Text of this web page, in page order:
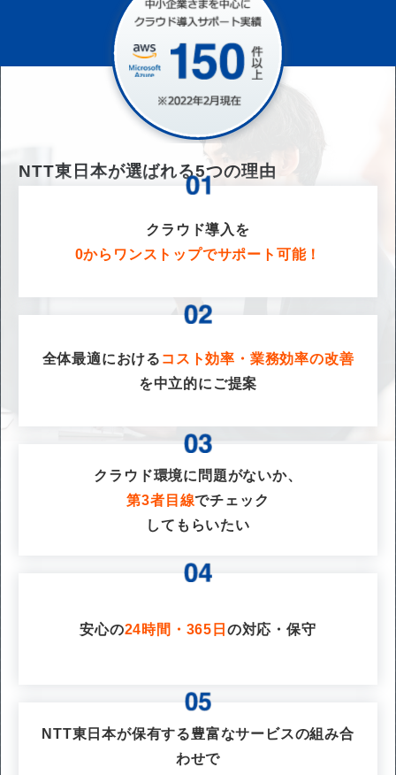
NTT東日本が選ばれる5つの理由
クラウド導入を
0からワンストップでサポート可能！
全体最適における コスト効率・業務効率の改善
を中立的にご提案
クラウド環境に問題がないか、
第3者目線でチェック
してもらいたい
安心の24時間・365日 の対応・保守
NTT東日本が保有する豊富なサービスの組み合
わせで